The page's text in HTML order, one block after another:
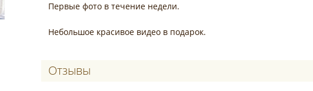
Первые фото в течение недели.
Небольшое красивое видео в подарок.
Отзывы о Тёма Кот